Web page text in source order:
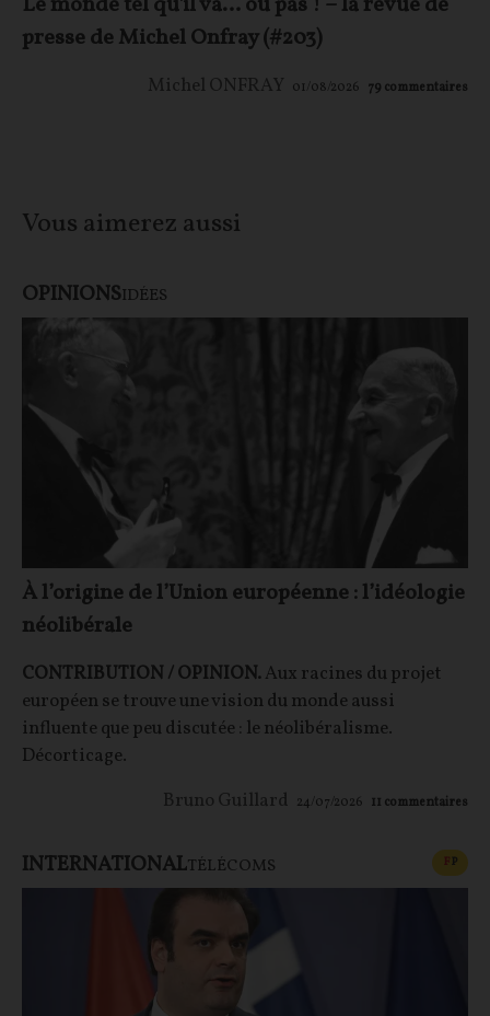
presse de Michel Onfray (#203)
Michel ONFRAY 01/08/2026 79 commentaires
Vous aimerez aussi
OPINIONSIDÉES
À l’origine de l’Union européenne : l’idéologie
néolibérale
CONTRIBUTION / OPINION.Aux racines du projet
européen se trouve une vision du monde aussi
influente que peu discutée : le néolibéralisme.
Décorticage.
Bruno Guillard 24/07/2026 11 commentaires
INTERNATIONALTÉLÉCOMS FP